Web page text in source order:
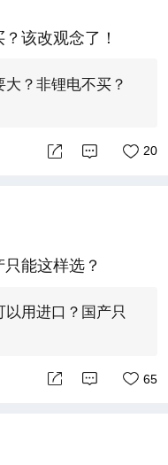
该改观念了！
大？非锂电不买？
20
能这样选？
以用进口？国产只
65